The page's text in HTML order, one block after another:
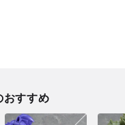
おすすめ